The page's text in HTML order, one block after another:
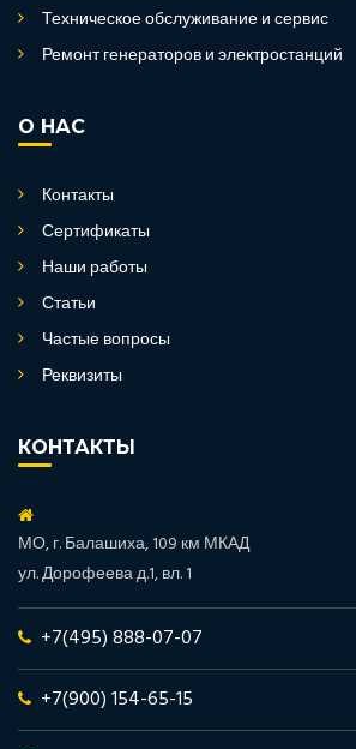
Техническое обслуживание и сервис
Ремонт генераторов и электростанций
О НАС
Контакты
Сертификаты
Наши работы
Статьи
Частые вопросы
Реквизиты
КОНТАКТЫ
МО, г. Балашиха, 109 км МКАД
ул. Дорофеева д.1, вл. 1
+7(495) 888-07-07
+7(900) 154-65-15